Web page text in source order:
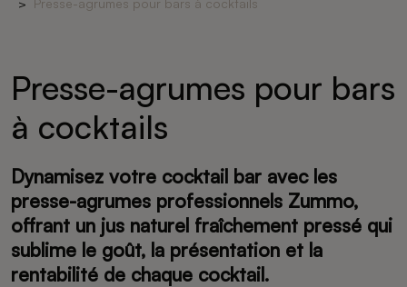
Presse-agrumes pour bars à cocktails
Presse-agrumes pour bars
à cocktails
Dynamisez votre cocktail bar avec les
presse-agrumes professionnels Zummo,
offrant un jus naturel fraîchement pressé qui
sublime le goût, la présentation et la
rentabilité de chaque cocktail.